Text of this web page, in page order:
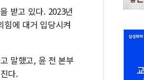
받고 있다. 2023년
에 대거 입당시켜
말했고, 윤 전 본부
다.